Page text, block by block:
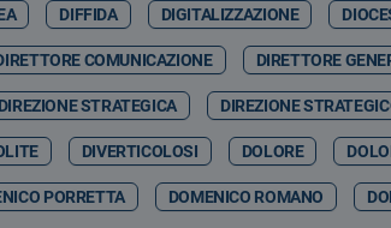
DIFFIDA DIGITALIZZAZIONE
COMUNICAZIONE DIRETTORE
DIREZIONE STRATEGICA DIREZIONE
DIVERTICOLOSI DOLORE
PORRETTA DOMENICO ROMANO